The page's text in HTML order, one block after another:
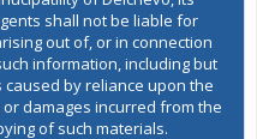
of services
shall not be liable for
out of, or in connection
information, including but
by reliance upon the
damages incurred from the
of such materials.